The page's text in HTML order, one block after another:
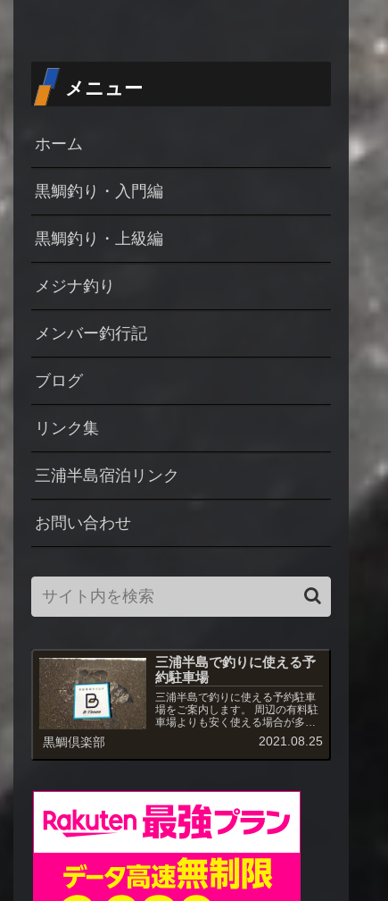
メニュー
ホーム
黒鯛釣り・入門編
黒鯛釣り・上級編
メジナ釣り
メンバー釣行記
ブログ
リンク集
三浦半島宿泊リンク
お問い合わせ
三浦半島で釣りに使える予
約駐車場
三浦半島で釣りに使える予約駐車
場をご案内します。 周辺の有料駐
車場よりも安く使える場合が多
く、また駐車場への出入りも自由
黒鯛倶楽部 2021.08.25